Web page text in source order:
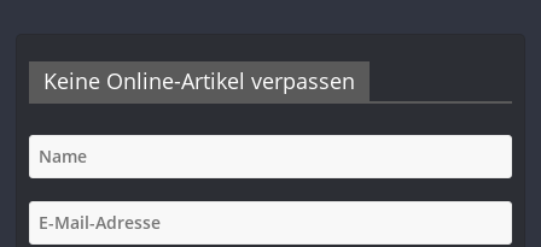
Keine Online-Artikel verpassen